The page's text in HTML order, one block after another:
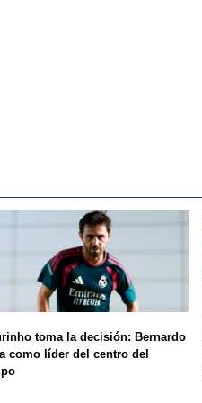
toma la decisión: Bernardo
como líder del centro del